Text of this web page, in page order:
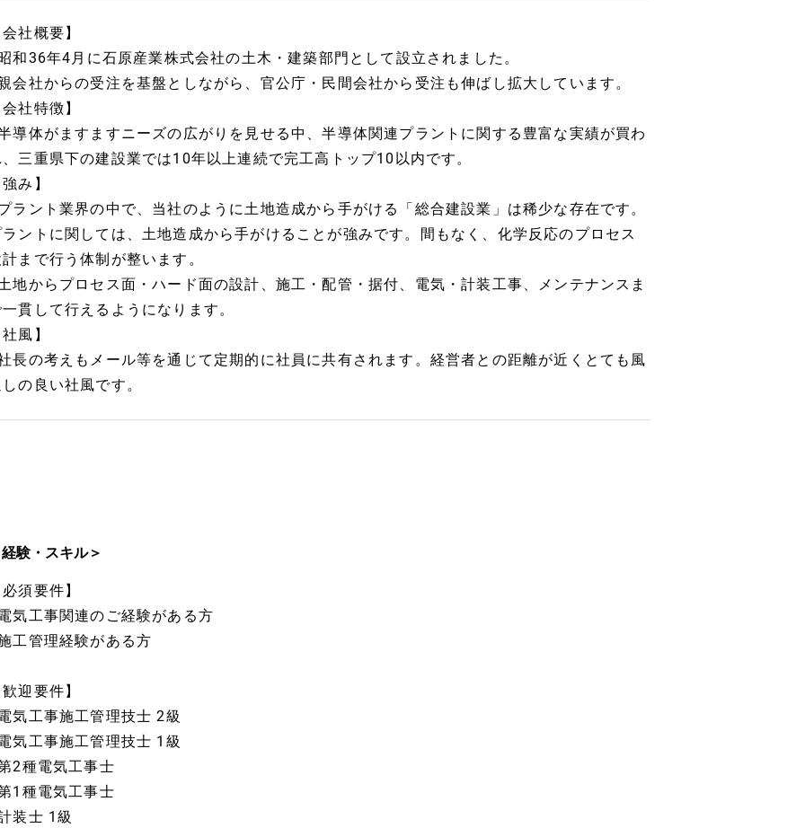
社概要】
和36年4月に石原産業株式会社の土木・建築部門として設立されました。
会社からの受注を基盤としながら、官公庁・民間会社から受注も伸ばし拡大しています。
社特徴】
導体がますますニーズの広がりを見せる中、半導体関連プラントに関する豊富な実績が買わ
三重県下の建設業では10年以上連続で完工高トップ10以内です。
み】
ラント業界の中で、当社のように土地造成から手がける「総合建設業」は稀少な存在です。
ントに関しては、土地造成から手がけることが強みです。間もなく、化学反応のプロセス
まで行う体制が整います。
地からプロセス面・ハード面の設計、施工・配管・据付、電気・計装工事、メンテナンスま
貫して行えるようになります。
風】
長の考えもメール等を通じて定期的に社員に共有されます。経営者との距離が近くとても風
の良い社風です。
験・スキル＞
須要件】
気工事関連のご経験がある方
工管理経験がある方
迎要件】
気工事施工管理技士 2級
気工事施工管理技士 1級
2種電気工事士
1種電気工事士
装士 1級